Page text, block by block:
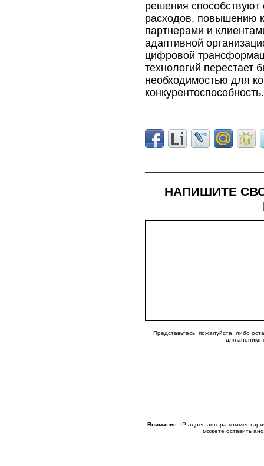
решения
расходов, повышению
партнерами и
адаптивной
цифровой
технологий перестает
необходимостью для
конкурентоспособность.
НАПИШИТЕ
Представьтесь, пожалуйста, либо
для
Внимание:IP-адрес автора
можете оставить